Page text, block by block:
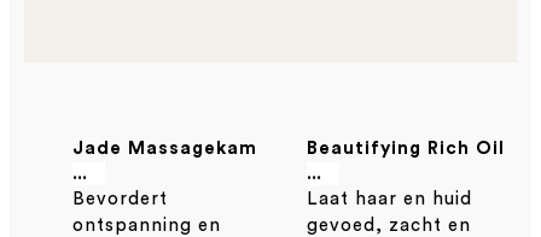
Jade Massagekam
...
Bevordert
ontspanning en
Beautifying Rich Oil
100ml – Intense
Voeding & Glans
...
Laat haar en huid
gevoed, zacht en